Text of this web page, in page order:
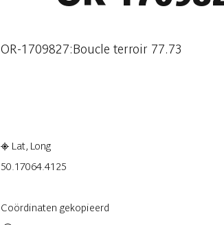
OR-1709827:Boucle terroir 77.73
Lat, Long
50.17064.4125
Coördinaten gekopieerd